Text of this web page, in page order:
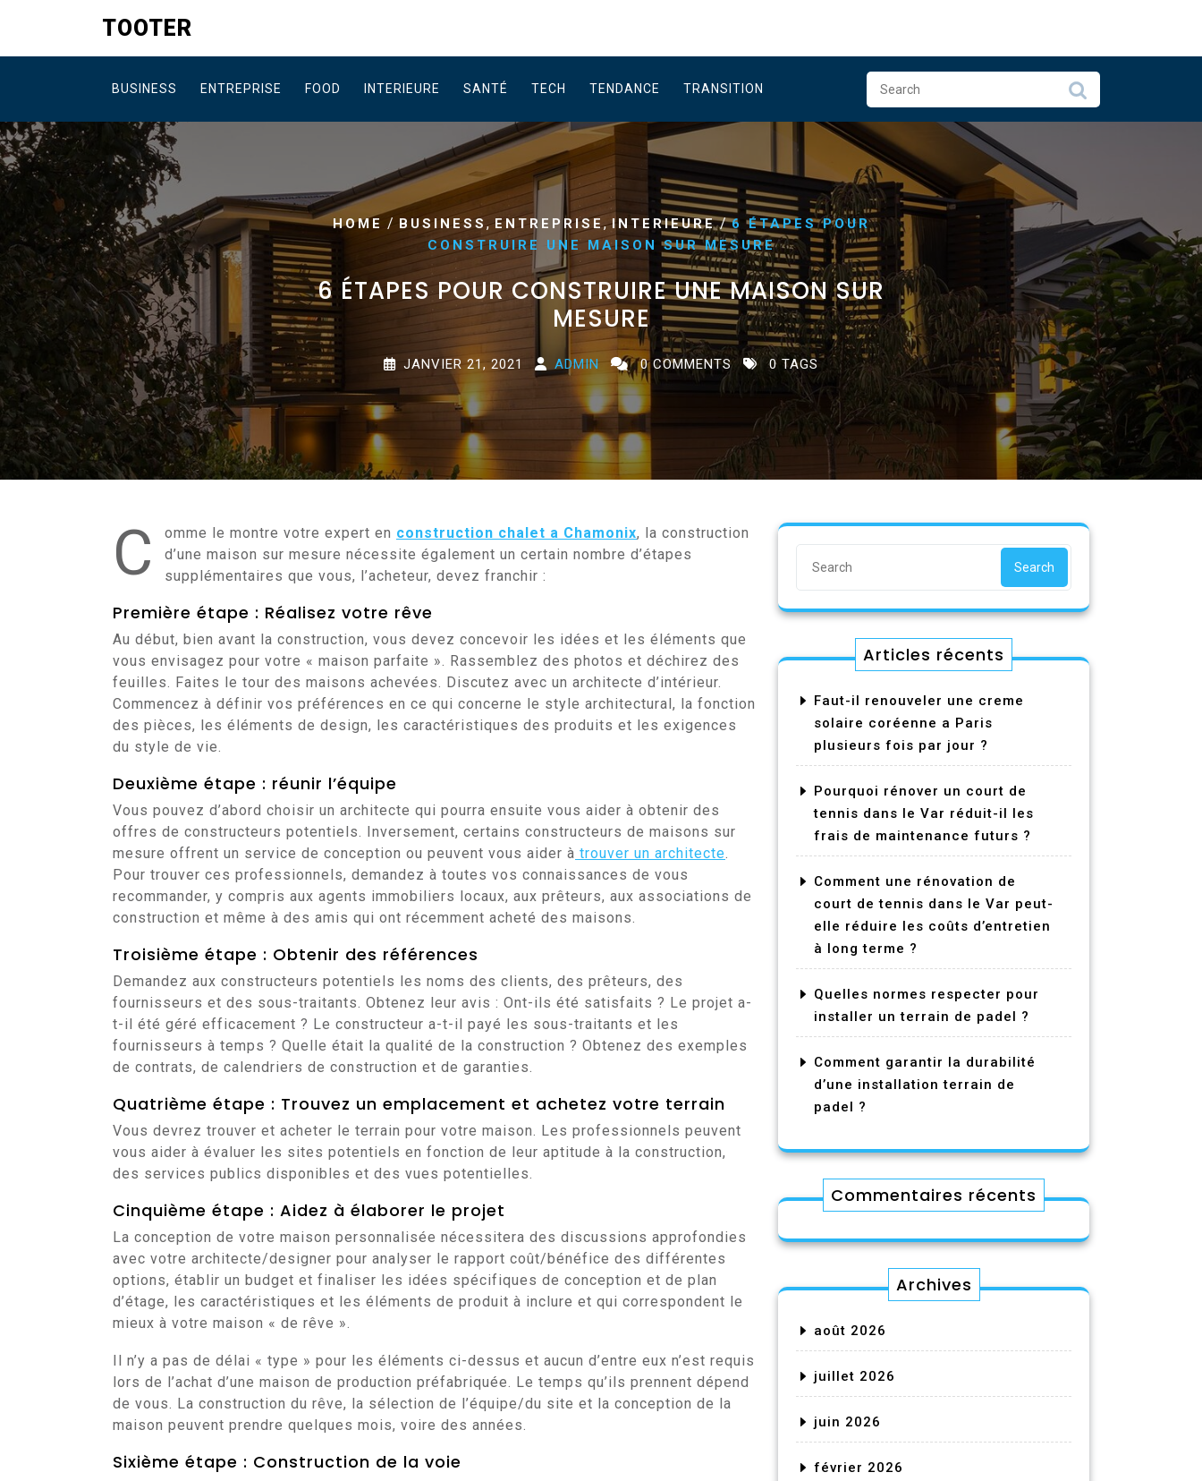
content
TOOTER
BUSINESS ENTREPRISE FOOD INTERIEURE SANTÉ TECH TENDANCE TRANSITION
HOME / BUSINESS ,ENTREPRISE,INTERIEURE/6 ÉTAPES POUR
CONSTRUIRE UNE MAISON SUR MESURE
6 ÉTAPES POUR CONSTRUIRE UNE MAISON SUR
MESURE
JANVIER 21, 2021 ADMIN 0 COMMENTS 0 TAGS
C omme le montre votre expert en construction chalet a Chamonix, la construction
d’une maison sur mesure nécessite également un certain nombre d’étapes
supplémentaires que vous, l’acheteur, devez franchir :
Première étape : Réalisez votre rêve
Au début, bien avant la construction, vous devez concevoir les idées et les éléments que
vous envisagez pour votre « maison parfaite ». Rassemblez des photos et déchirez des
feuilles. Faites le tour des maisons achevées. Discutez avec un architecte d’intérieur.
Commencez à définir vos préférences en ce qui concerne le style architectural, la fonction
des pièces, les éléments de design, les caractéristiques des produits et les exigences
du style de vie.
Deuxième étape : réunir l’équipe
Vous pouvez d’abord choisir un architecte qui pourra ensuite vous aider à obtenir des
offres de constructeurs potentiels. Inversement, certains constructeurs de maisons sur
mesure offrent un service de conception ou peuvent vous aider à trouver un architecte.
Pour trouver ces professionnels, demandez à toutes vos connaissances de vous
recommander, y compris aux agents immobiliers locaux, aux prêteurs, aux associations de
construction et même à des amis qui ont récemment acheté des maisons.
Troisième étape : Obtenir des références
Demandez aux constructeurs potentiels les noms des clients, des prêteurs, des
fournisseurs et des sous-traitants. Obtenez leur avis : Ont-ils été satisfaits ? Le projet a-
t-il été géré efficacement ? Le constructeur a-t-il payé les sous-traitants et les
fournisseurs à temps ? Quelle était la qualité de la construction ? Obtenez des exemples
de contrats, de calendriers de construction et de garanties.
Quatrième étape : Trouvez un emplacement et achetez votre terrain
Vous devrez trouver et acheter le terrain pour votre maison. Les professionnels peuvent
vous aider à évaluer les sites potentiels en fonction de leur aptitude à la construction,
des services publics disponibles et des vues potentielles.
Cinquième étape : Aidez à élaborer le projet
La conception de votre maison personnalisée nécessitera des discussions approfondies
avec votre architecte/designer pour analyser le rapport coût/bénéfice des différentes
options, établir un budget et finaliser les idées spécifiques de conception et de plan
d’étage, les caractéristiques et les éléments de produit à inclure et qui correspondent le
mieux à votre maison « de rêve ».
Il n’y a pas de délai « type » pour les éléments ci-dessus et aucun d’entre eux n’est requis
lors de l’achat d’une maison de production préfabriquée. Le temps qu’ils prennent dépend
de vous. La construction du rêve, la sélection de l’équipe/du site et la conception de la
maison peuvent prendre quelques mois, voire des années.
Sixième étape : Construction de la voie
Search
Articles récents
Faut-il renouveler une creme
solaire coréenne a Paris
plusieurs fois par jour ?
Pourquoi rénover un court de
tennis dans le Var réduit-il les
frais de maintenance futurs ?
Comment une rénovation de
court de tennis dans le Var peut-
elle réduire les coûts d’entretien
à long terme ?
Quelles normes respecter pour
installer un terrain de padel ?
Comment garantir la durabilité
d’une installation terrain de
padel ?
Commentaires récents
Archives
août 2026
juillet 2026
juin 2026
février 2026